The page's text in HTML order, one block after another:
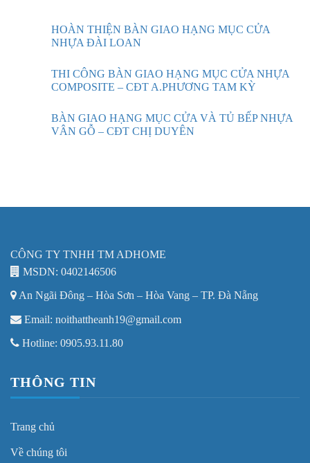
HOÀN THIỆN BÀN GIAO HẠNG MỤC CỬA
NHỰA ĐÀI LOAN
THI CÔNG BÀN GIAO HẠNG MỤC CỬA NHỰA
COMPOSITE – CĐT A.PHƯƠNG TAM KỲ
BÀN GIAO HẠNG MỤC CỬA VÀ TỦ BẾP NHỰA
VÂN GỖ – CĐT CHỊ DUYÊN
CÔNG TY TNHH TM ADHOME
MSDN: 0402146506
An Ngãi Đông – Hòa Sơn – Hòa Vang – TP. Đà Nẵng
Email: noithattheanh19@gmail.com
Hotline: 0905.93.11.80
THÔNG TIN
Trang chủ
Về chúng tôi